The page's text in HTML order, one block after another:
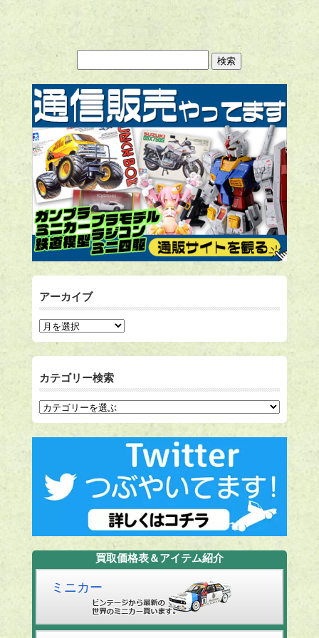
アーカイブ
カテゴリー検索
買取価格表＆アイテム紹介
ミニカー